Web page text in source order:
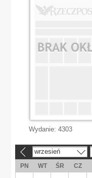
Wydanie: 4303
wrzesień
PN WT ŚR CZ